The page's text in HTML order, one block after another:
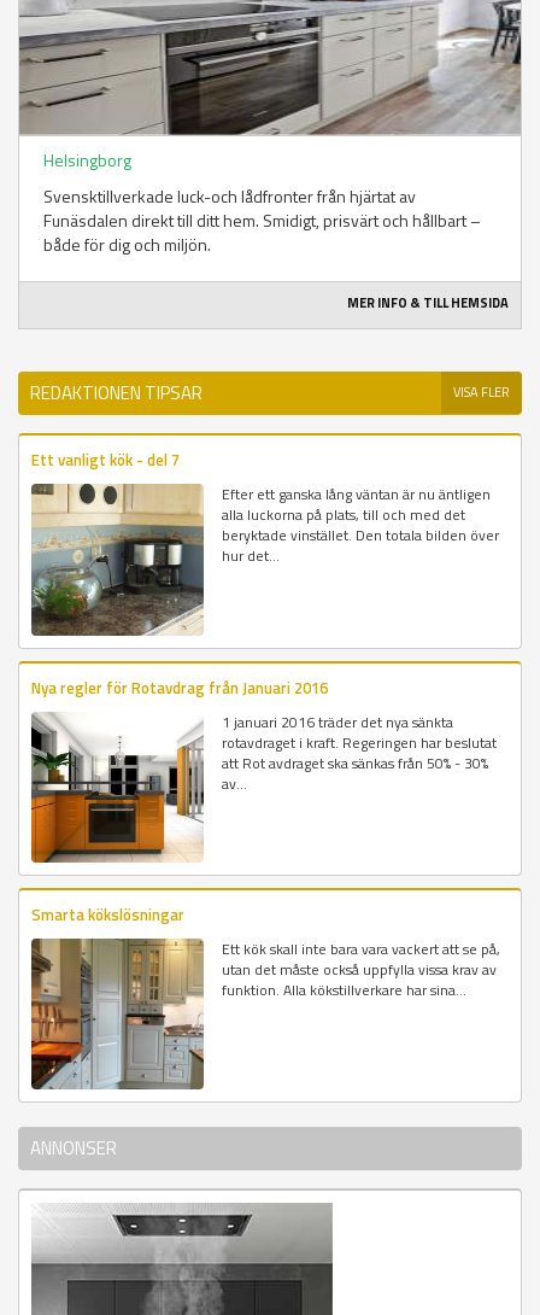
Helsingborg
Svensktillverkade luck-och lådfronter från hjärtat av
Funäsdalen direkt till ditt hem. Smidigt, prisvärt och hållbart –
både för dig och miljön.
MER INFO & TILL HEMSIDA
REDAKTIONEN TIPSAR VISA FLER
Ett vanligt kök - del 7
Efter ett ganska lång väntan är nu äntligen
alla luckorna på plats, till och med det
beryktade vinstället. Den totala bilden över
hur det...
Nya regler för Rotavdrag från Januari 2016
1 januari 2016 träder det nya sänkta
rotavdraget i kraft. Regeringen har beslutat
att Rot avdraget ska sänkas från 50% - 30%
av...
Smarta kökslösningar
Ett kök skall inte bara vara vackert att se på,
utan det måste också uppfylla vissa krav av
funktion. Alla kökstillverkare har sina...
ANNONSER